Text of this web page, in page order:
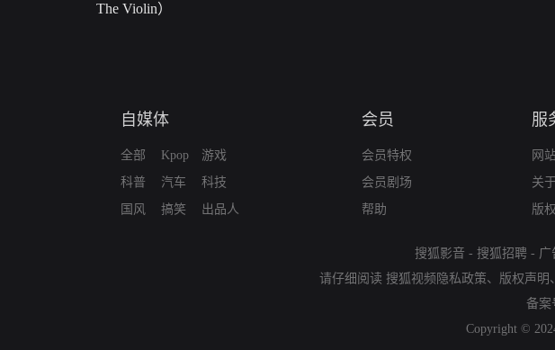
The Violin）
自媒体
全部
科普
国风
Kpop
汽车
搞笑
游戏
科技
出品人
会员
会员特权
会员剧场
帮助
服
网
关
版
搜狐影音 - 搜狐招聘 - 广
请仔细阅读 搜狐视频隐私政策、 版权声明 、
备案
Copyright ©